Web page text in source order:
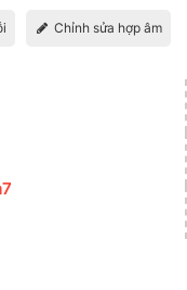
Chỉnh sửa hợp âm